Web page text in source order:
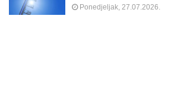
Ponedjeljak, 27.07.2026.